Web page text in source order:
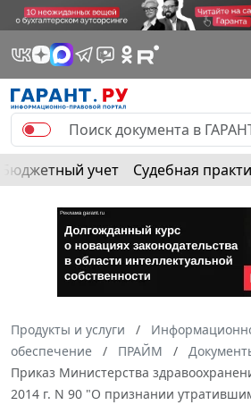
Бюджетный учет Судебная
Продукты и услуги
обеспечение
ПРАЙМ
Приказ Министерства
2014 г. N 90 "О признании